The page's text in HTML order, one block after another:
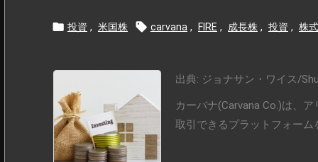
 投資 , 米国株  carvana , FIRE , 成長株 , 投資 , 株式
出典: ジョナサン・ワイス/
カーバナ(Carvana Co.)は、
取引できるプラットフォーム